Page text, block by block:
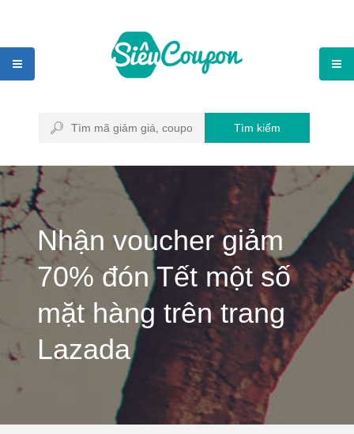
Tìm kiếm
Nhận voucher giảm
70% đón Tết một số
mặt hàng trên trang
Lazada